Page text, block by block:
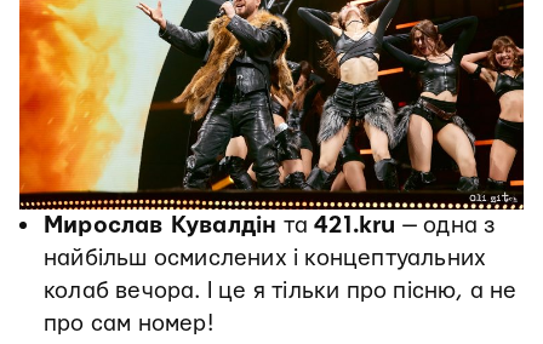
Мирослав Кувалдін та421.kru — одна з
найбільш осмислених і концептуальних
колаб вечора. І це я тільки про пісню, а не
про сам номер!